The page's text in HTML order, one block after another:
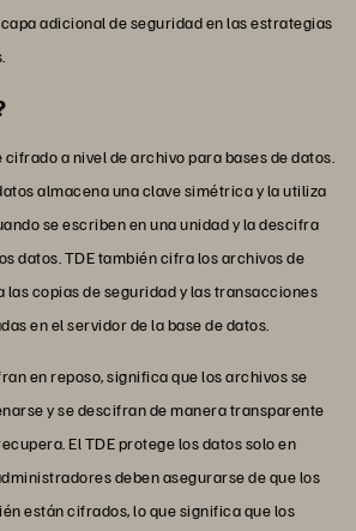
adicional de seguridad en las estrategias
cifrado a nivel de archivo para bases de datos.
almacena una clave simétrica y la utiliza
se escriben en una unidad y la descifra
datos. TDE también cifra los archivos de
copias de seguridad y las transacciones
en el servidor de la base de datos.
en reposo, significa que los archivos se
y se descifran de manera transparente
El TDE protege los datos solo en
deben asegurarse de que los
están cifrados, lo que significa que los